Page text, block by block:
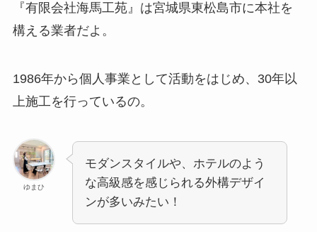
『有限会社海馬工苑』は宮城県東松島市に本社を
構える業者だよ。
1986年から個人事業として活動をはじめ、30年以
上施工を行っているの。
ゆまひ
モダンスタイルや、ホテルのよう
な高級感を感じられる外構デザイ
ンが多いみたい！